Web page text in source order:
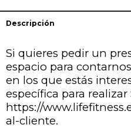
Descripción
Si quieres pedir un
espacio para
en los que estás
específica para
https://
al-cliente.